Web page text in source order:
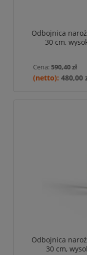
Odbojnica
30 cm,
Cena:590,40 zł
480,00
Odbojnica
30 cm,